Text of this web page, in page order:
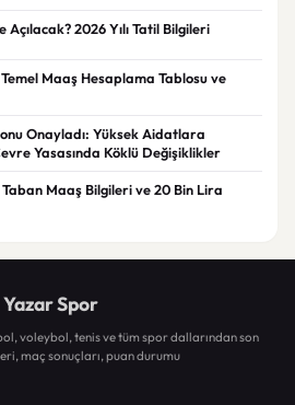
2026 Yılı Tatil Bilgileri
Maaş Hesaplama Tablosu ve
Onayladı: Yüksek Aidatlara
Yasasında Köklü Değişiklikler
Maaş Bilgileri ve 20 Bin Lira
Yazar Spor
voleybol, tenis ve tüm spor dallarından son
maç sonuçları, puan durumu